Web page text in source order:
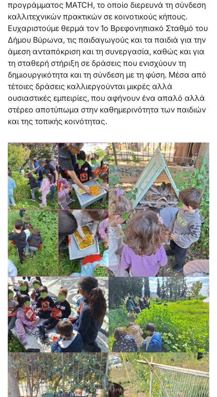
προγράμματος MATCH, το οποίο διερευνά τη σύνδεση
καλλιτεχνικών πρακτικών σε κοινοτικούς κήπους.
Ευχαριστούμε θερμά τον 1ο Βρεφονηπιακό Σταθμό του
Δήμου Βύρωνα, τις παιδαγωγούς και τα παιδιά για την
άμεση ανταπόκριση και τη συνεργασία, καθώς και για
τη σταθερή στήριξη σε δράσεις που ενισχύουν τη
δημιουργικότητα και τη σύνδεση με τη φύση. Μέσα από
τέτοιες δράσεις καλλιεργούνται μικρές αλλά
ουσιαστικές εμπειρίες, που αφήνουν ένα απαλό αλλά
στέρεο αποτύπωμα στην καθημερινότητα των παιδιών
και της τοπικής κοινότητας.